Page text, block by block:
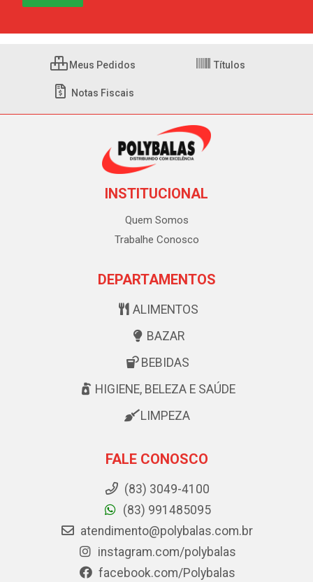
Meus Pedidos Títulos
Notas Fiscais
INSTITUCIONAL
Quem Somos
Trabalhe Conosco
DEPARTAMENTOS
ALIMENTOS
BAZAR
BEBIDAS
HIGIENE, BELEZA E SAÚDE
LIMPEZA
FALE CONOSCO
(83) 3049-4100
(83) 991485095
atendimento@polybalas.com.br
instagram.com/polybalas
facebook.com/Polybalas